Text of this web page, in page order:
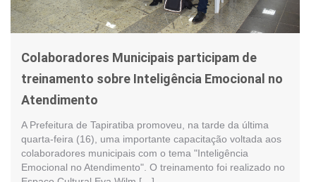
Colaboradores Municipais participam de
treinamento sobre Inteligência Emocional no
Atendimento
A Prefeitura de Tapiratiba promoveu, na tarde da última
quarta-feira (16), uma importante capacitação voltada aos
colaboradores municipais com o tema "Inteligência
Emocional no Atendimento". O treinamento foi realizado no